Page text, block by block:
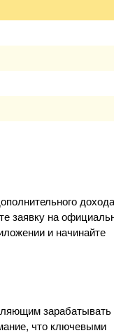
дохода
заявку на
и начинайте
зарабатывать
что ключевыми